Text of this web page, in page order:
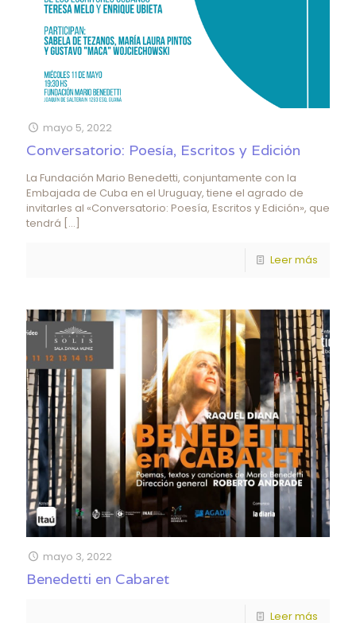
mayo 5, 2022
Conversatorio: Poesía, Escritos y Edición
La Fundación Mario Benedetti, conjuntamente con la
Embajada de Cuba en el Uruguay, tiene el agrado de
invitarles al «Conversatorio: Poesía, Escritos y Edición», que
tendrá […]
Leer más
mayo 3, 2022
Benedetti en Cabaret
Leer más